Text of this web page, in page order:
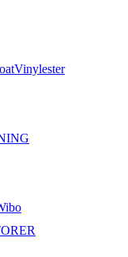
Vinylester